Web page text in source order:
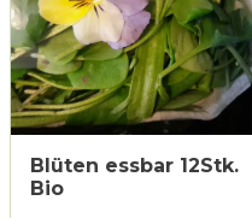
Blüten essbar 12Stk.
Bio